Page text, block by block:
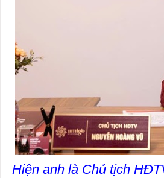
Hiện anh là Chủ tịch